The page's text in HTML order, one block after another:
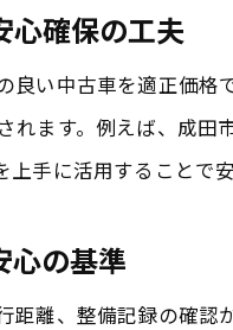
お買い得な中古
成田市で安心し
オートオークシ
安心できる中古
成田市独自の安心
安心して中古車
心確保の工夫
良い中古車を適正価
れます。例えば、成
手に活用することで
心の基準
距離、整備記録の確